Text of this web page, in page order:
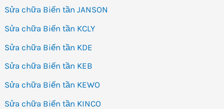
Sửa chữa Biến tần JANSON
Sửa chữa Biến tần KCLY
Sửa chữa Biến tần KDE
Sửa chữa Biến tần KEB
Sửa chữa Biến tần KEWO
Sửa chữa Biến tần KINCO